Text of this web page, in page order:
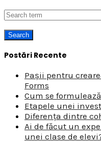
Postări Recente
Pașii pentru
Forms
Cum se
Etapele unei
Diferența dintre
Ai de făcut un
unei clase de